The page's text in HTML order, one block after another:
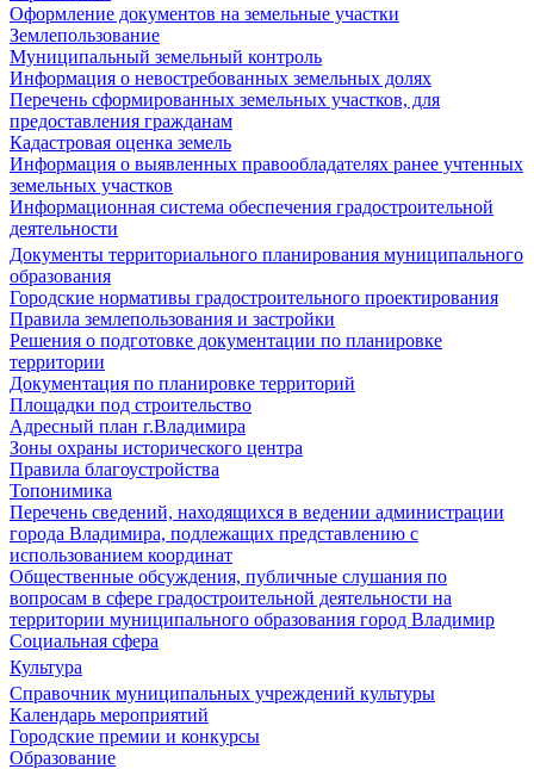
Оформление документов на земельные участки
Землепользование
Муниципальный земельный контроль
Информация о невостребованных земельных долях
Перечень сформированных земельных участков, для
предоставления гражданам
Кадастровая оценка земель
Информация о выявленных правообладателях ранее учтенных
земельных участков
Информационная система обеспечения градостроительной
деятельности
Документы территориального планирования муниципального
образования
Городские нормативы градостроительного проектирования
Правила землепользования и застройки
Решения о подготовке документации по планировке
территории
Документация по планировке территорий
Площадки под строительство
Адресный план г.Владимира
Зоны охраны исторического центра
Правила благоустройства
Топонимика
Перечень сведений, находящихся в ведении администрации
города Владимира, подлежащих представлению с
использованием координат
Общественные обсуждения, публичные слушания по
вопросам в сфере градостроительной деятельности на
территории муниципального образования город Владимир
Социальная сфера
Культура
Справочник муниципальных учреждений культуры
Календарь мероприятий
Городские премии и конкурсы
Образование